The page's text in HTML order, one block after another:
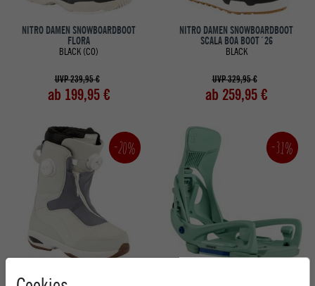
NITRO DAMEN SNOWBOARDBOOT
FLORA
BLACK (CO)
UVP 239,95 €
ab 199,95 €
NITRO DAMEN SNOWBOARDBOOT
SCALA BOA BOOT´26
BLACK
UVP 329,95 €
ab 259,95 €
-20%
NITRO DAMEN SNOWBOARDBOOT FATE
-31%